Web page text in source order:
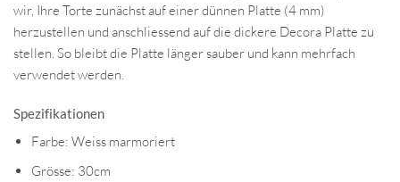
wir, Ihre Torte zunächst auf einer dünnen Platte (4 mm)
herzustellen und anschliessend auf die dickere Decora Platte zu
stellen. So bleibt die Platte länger sauber und kann mehrfach
verwendet werden.
Spezifikationen
Farbe: Weiss marmoriert
Grösse: 30cm